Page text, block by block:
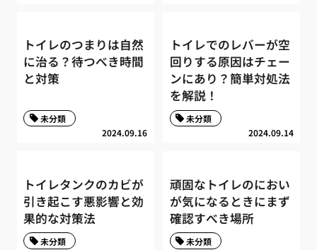
トイレのつまりは自然
に治る？待つべき時間
と対策
2024.09.16
未分類
トイレでのレバーが空
回りする原因はチェー
ンにあり？簡単対処法
を解説！
2024.09.14
未分類
トイレタンクのカビが
引き起こす悪影響と効
果的な対策法
未分類
頑固なトイレのにおい
が気になるときにまず
確認すべき場所
未分類